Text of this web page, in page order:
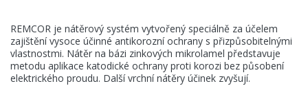
REMCOR je nátěrový systém vytvořený speciálně za účelem
zajištění vysoce účinné antikorozní ochrany s přizpůsobitelnými
vlastnostmi. Nátěr na bázi zinkových mikrolamel představuje
metodu aplikace katodické ochrany proti korozi bez působení
elektrického proudu. Další vrchní nátěry účinek zvyšují.
Kontakty